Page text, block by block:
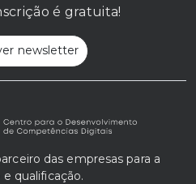
é gratuita!
newsletter
das empresas para a
qualificação.